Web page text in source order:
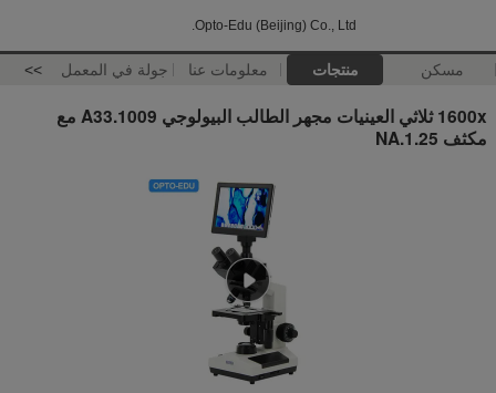
Opto-Edu (Beijing) Co., Ltd.
مسكن منتجات معلومات عنا جولة في المعمل >>
1600x ثلاثي العينيات مجهر الطالب البيولوجي A33.1009 مع
مكثف NA.1.25